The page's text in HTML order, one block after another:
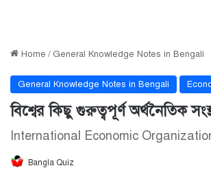
Home / General Knowledge Notes in Bengali
General Knowledge Notes in Bengali
বিশ্বের কিছু গুরুত্বপূর্ণ অর্থনৈতিক
International Economic
Bangla Quiz